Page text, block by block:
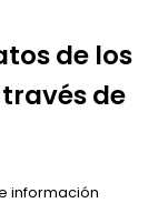
de los
de
información